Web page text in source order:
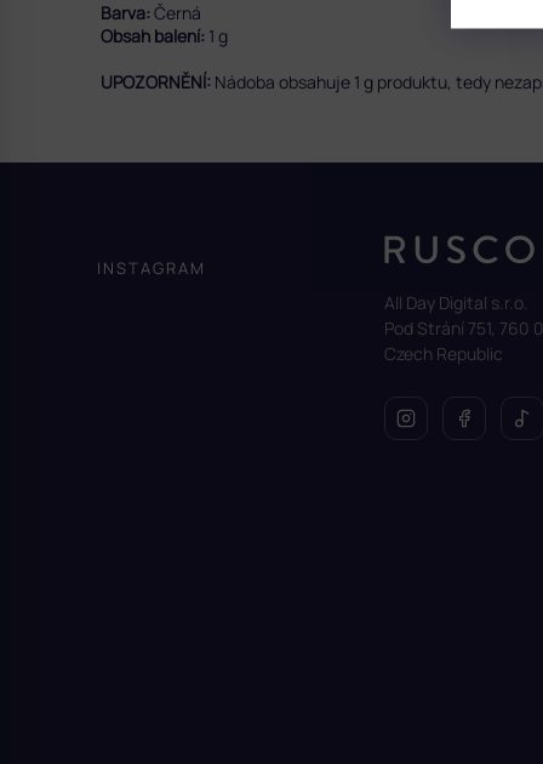
Barva: Černá
Obsah balení: 1 g
UPOZORNĚNÍ: Nádoba obsahuje 1 g produktu, tedy
t
INSTAGRAM
All Day Digital s.r.o.
Pod Strání 751, 760
Czech Republic